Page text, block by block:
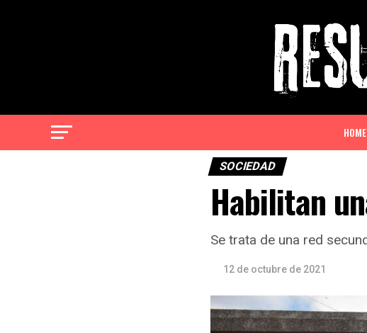
HOME
SOCIEDAD
Habilitan
Se trata de una red
12 de octubre de 2021